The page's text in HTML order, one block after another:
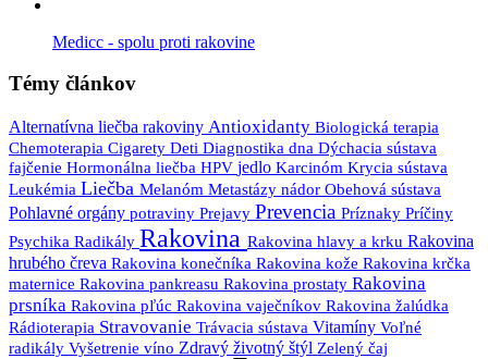
Medicc - spolu proti rakovine
Témy článkov
Alternatívna liečba rakoviny Antioxidanty Biologická terapia
Chemoterapia Cigarety Deti Diagnostika dna Dýchacia sústava
fajčenie Hormonálna liečba HPV jedlo Karcinóm Krycia sústava
Leukémia Liečba Melanóm Metastázy nádor Obehová sústava
Pohlavné orgány potraviny Prejavy Prevencia Príznaky Príčiny
Psychika Radikály Rakovina Rakovina hlavy a krku Rakovina
hrubého čreva Rakovina konečníka Rakovina kože Rakovina krčka
maternice Rakovina pankreasu Rakovina prostaty Rakovina
prsníka Rakovina pľúc Rakovina vaječníkov Rakovina žalúdka
Rádioterapia Stravovanie Trávacia sústava Vitamíny Voľné
radikály Vyšetrenie víno Zdravý životný štýl Zelený čaj